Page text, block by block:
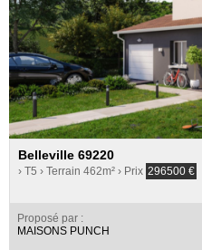
Belleville 69220
› T5 › Terrain 462m² › Prix 296500 €
Proposé par :
MAISONS PUNCH